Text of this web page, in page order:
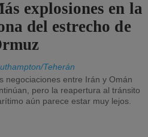
explosiones en la
del estrecho de
Teherán
negociaciones entre Irán y Omán
pero la reapertura al tránsito
aún parece estar muy lejos.